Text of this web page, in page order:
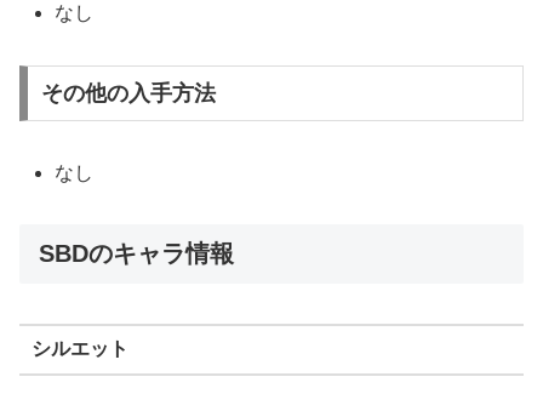
なし
その他の入手方法
なし
SBDのキャラ情報
シルエット